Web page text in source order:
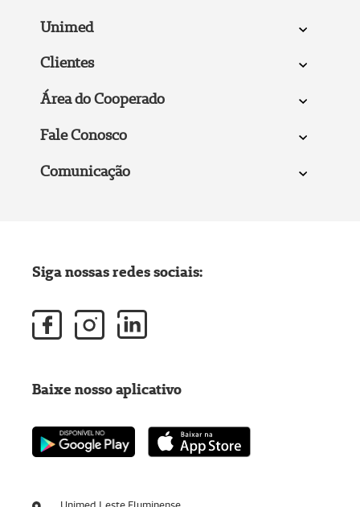
Unimed
Clientes
Área do Cooperado
Fale Conosco
Comunicação
Siga nossas redes sociais:
Baixe nosso aplicativo